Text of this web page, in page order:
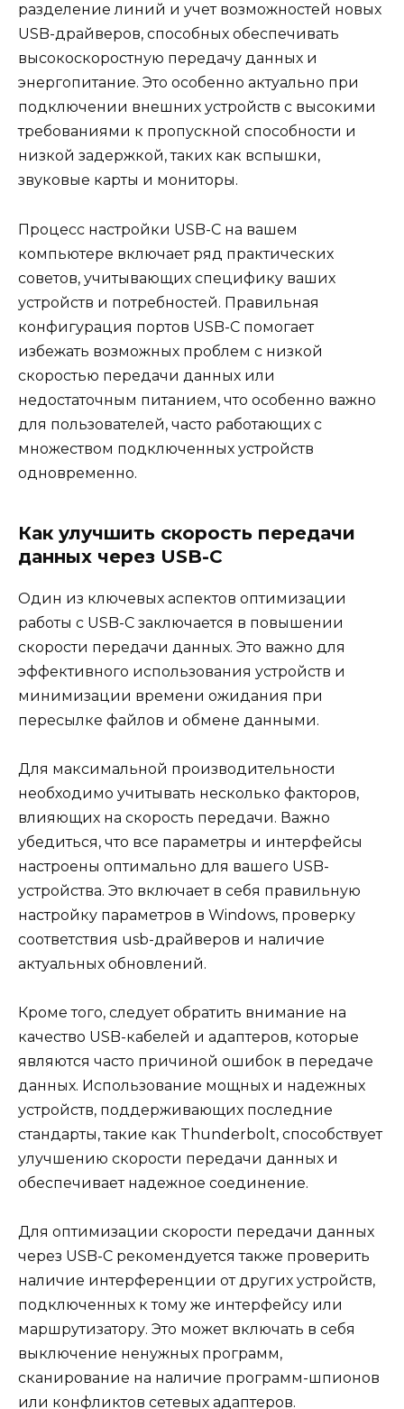
разделение линий и учет возможностей новых
USB-драйверов, способных обеспечивать
высокоскоростную передачу данных и
энергопитание. Это особенно актуально при
подключении внешних устройств с высокими
требованиями к пропускной способности и
низкой задержкой, таких как вспышки,
звуковые карты и мониторы.
Процесс настройки USB-C на вашем
компьютере включает ряд практических
советов, учитывающих специфику ваших
устройств и потребностей. Правильная
конфигурация портов USB-C помогает
избежать возможных проблем с низкой
скоростью передачи данных или
недостаточным питанием, что особенно важно
для пользователей, часто работающих с
множеством подключенных устройств
одновременно.
Как улучшить скорость передачи
данных через USB-C
Один из ключевых аспектов оптимизации
работы с USB-C заключается в повышении
скорости передачи данных. Это важно для
эффективного использования устройств и
минимизации времени ожидания при
пересылке файлов и обмене данными.
Для максимальной производительности
необходимо учитывать несколько факторов,
влияющих на скорость передачи. Важно
убедиться, что все параметры и интерфейсы
настроены оптимально для вашего USB-
устройства. Это включает в себя правильную
настройку параметров в Windows, проверку
соответствия usb-драйверов и наличие
актуальных обновлений.
Кроме того, следует обратить внимание на
качество USB-кабелей и адаптеров, которые
являются часто причиной ошибок в передаче
данных. Использование мощных и надежных
устройств, поддерживающих последние
стандарты, такие как Thunderbolt, способствует
улучшению скорости передачи данных и
обеспечивает надежное соединение.
Для оптимизации скорости передачи данных
через USB-C рекомендуется также проверить
наличие интерференции от других устройств,
подключенных к тому же интерфейсу или
маршрутизатору. Это может включать в себя
выключение ненужных программ,
сканирование на наличие программ-шпионов
или конфликтов сетевых адаптеров.